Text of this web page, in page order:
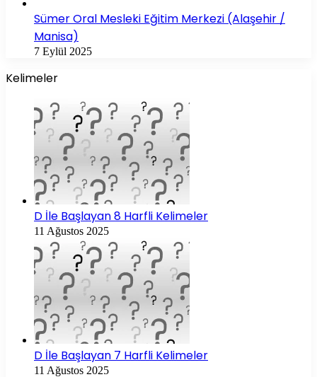
Sümer Oral Mesleki Eğitim Merkezi (Alaşehir /
Manisa)
7 Eylül 2025
Kelimeler
D İle Başlayan 8 Harfli Kelimeler
11 Ağustos 2025
D İle Başlayan 7 Harfli Kelimeler
11 Ağustos 2025